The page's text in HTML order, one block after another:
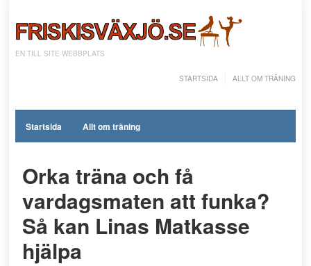
EN TILL SITE WEBBPLATS
STARTSIDA ALLT OM TRÄNING
Startsida Allt om träning
Orka träna och få
vardagsmaten att funka?
Så kan Linas Matkasse
hjälpa